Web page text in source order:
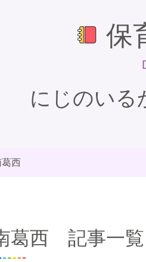
保
にじのいる
西
葛西 記事一覧